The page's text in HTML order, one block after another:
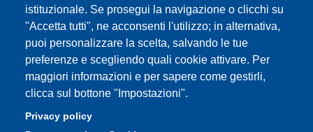
istituzionale. Se prosegui la navigazione o clicchi su
"Accetta tutti", ne acconsenti l'utilizzo; in alternativa,
puoi personalizzare la scelta, salvando le tue
preferenze e scegliendo quali cookie attivare. Per
maggiori informazioni e per sapere come gestirli,
clicca sul bottone "Impostazioni".
Privacy policy
Partita IVA: 00427620364
Dipartimento di Scienze Fisiche, Informatiche, Matematiche
Sede: Via Campi 213/A - 41125 Modena, Italy
dipfim@pec.unimore.it